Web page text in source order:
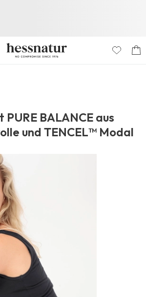
PURE BALANCE aus
und TENCEL™ Modal